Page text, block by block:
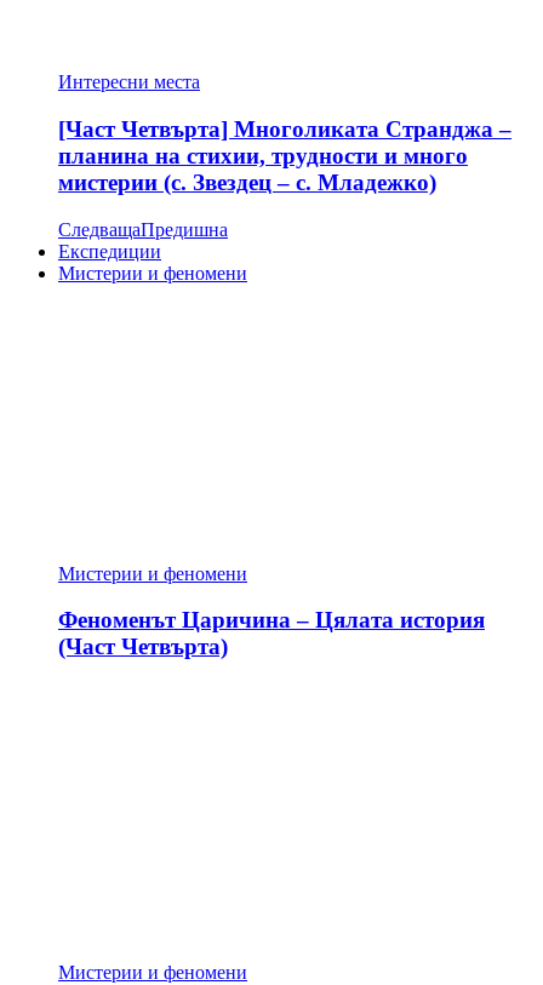
Интересни места
[Част Четвърта] Многоликата Странджа –
планина на стихии, трудности и много
мистерии (с. Звездец – с. Младежко)
СледващаПредишна
Експедиции
Мистерии и феномени
Мистерии и феномени
Феноменът Царичина – Цялата история
(Част Четвърта)
Мистерии и феномени